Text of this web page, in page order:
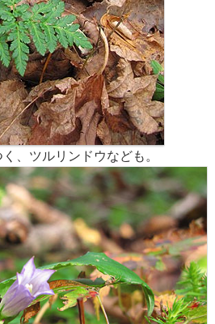
、ツルリンドウなども。